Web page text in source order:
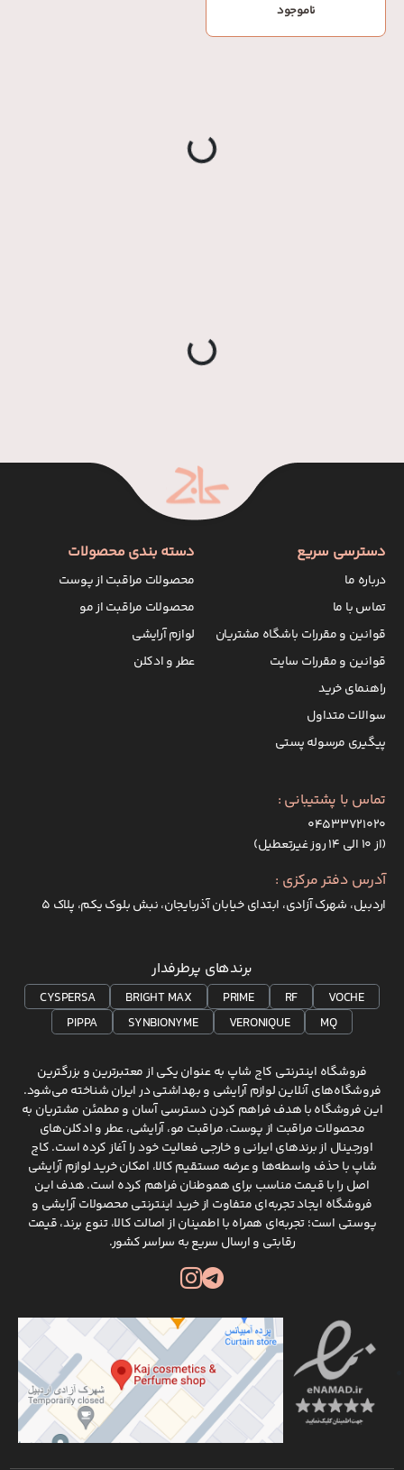
ناموجود
g
.
g
.
دسترسی سریع
درباره ما
تماس با ما
قوانین و مقررات باشگاه مشتریان
قوانین و مقررات سایت
راهنمای خرید
سوالات متداول
پیگیری مرسوله پستی
دسته بندی محصولات
محصولات مراقبت از پوست
محصولات مراقبت از مو
لوازم آرایشی
عطر و ادکلن
تماس با پشتیبانی :
۰۴۵۳۳۷۲۱۰۲۰
(از ۱۰ الی ۱۴ روز غیرتعطیل)
آدرس دفتر مرکزی :
اردبیل، شهرک آزادی، ابتدای خیابان آذربایجان، نبش بلوک یکم، پلاک 5
برندهای پرطرفدار
VOCHE
RF
PRIME
BRIGHT MAX
CYSPERSA
MQ
VERONIQUE
SYNBIONYME
PIPPA
فروشگاه اینترنتی کاج شاپ به عنوان یکی از معتبرترین و بزرگترین
فروشگاه‌های آنلاین لوازم آرایشی و بهداشتی در ایران شناخته می‌شود.
این فروشگاه با هدف فراهم کردن دسترسی آسان و مطمئن مشتریان به
محصولات مراقبت از پوست، مراقبت مو، آرایشی، عطر و ادکلن‌های
اورجینال از برندهای ایرانی و خارجی فعالیت خود را آغاز کرده است. کاج
شاپ با حذف واسطه‌ها و عرضه مستقیم کالا، امکان خرید لوازم آرایشی
اصل را با قیمت مناسب برای هموطنان فراهم کرده است. هدف این
فروشگاه ایجاد تجربه‌ای متفاوت از خرید اینترنتی محصولات آرایشی و
پوستی است؛ تجربه‌ای همراه با اطمینان از اصالت کالا، تنوع برند، قیمت
رقابتی و ارسال سریع به سراسر کشور.